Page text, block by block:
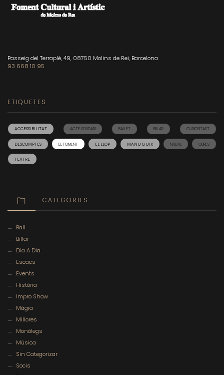
Passeig del Terraplè, 49, 08750 Molins de Rei, Barcelona
93 668 10 95
ETIQUETES
ACCESSIBILITAT ACTE SOLIDARI BALLET BILLAR CURIOSITAST
DESCOMPTES EL FOMENT EL LLOP MANU GUIX NADAL OBRES
TEATRE
CATEGORIES
Ball
Billar
Dia A Dia
Escacs
Events
Història
Impro Show
Màgia
Millores
Monòlegs
Música
Sin Categorizar
Socis